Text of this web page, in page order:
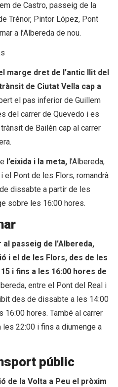
de Castro, passeig de la
Trénor, Pintor López, Pont
a l’Albereda de nou.
marge dret de l’antic llit del
de Ciutat Vella cap a
el pas inferior de Guillem
del carrer de Quevedo i es
de Bailén cap al carrer
l’eixida i la meta, l’Albereda,
el Pont de les Flors, romandrà
dissabte a partir de les
sobre les 16:00 hores.
passeig de l’Albereda,
i el de les Flors, des de les
i fins a les 16:00 hores de
entre el Pont del Real i
des de dissabte a les 14:00
16:00 hores. També al carrer
22:00 i fins a diumenge a
públic
de la Volta a Peu el pròxim